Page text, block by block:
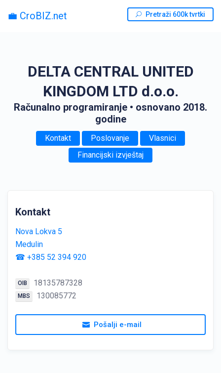
💼 CroBIZ.net Pretraži 600k tvrtki
DELTA CENTRAL UNITED
KINGDOM LTD d.o.o.
Računalno programiranje • osnovano 2018.
godine
Kontakt Poslovanje
Vlasnici
Financijski izvještaj
Kontakt
Nova Lokva 5
Medulin
☎ +385 52 394 920
OIB 18135787328
MBS 130085772
Pošalji e-mail